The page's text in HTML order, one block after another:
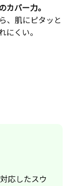
バー力。
、肌にピタッと
くい。
応したスウ